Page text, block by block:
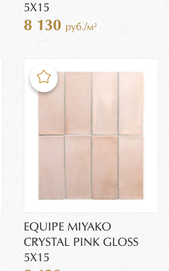
5X15
8 130 руб./м²
EQUIPE MIYAKO
CRYSTAL PINK GLOSS
5X15